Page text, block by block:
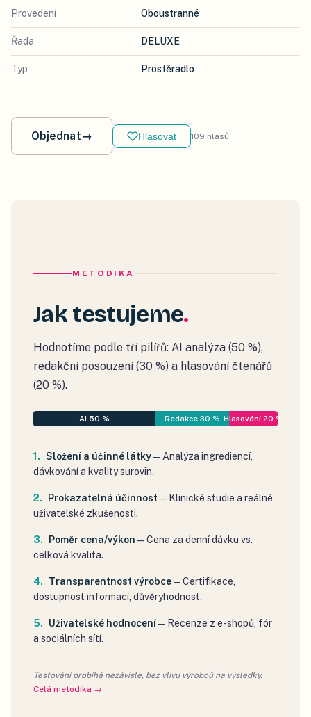
Provedení Oboustranné
Řada DELUXE
Typ Prostěradlo
Objednat→ Hlasovat 109 hlasů
METODIKA
Jak testujeme
Hodnotíme podle tří pilířů: AI analýza (50 %),
redakční posouzení (30 %) a hlasování čtenářů
(20 %).
AI 50 % Redakce 30 % Hlasování 20 %
Složení a účinné látky— Analýza ingrediencí,
dávkování a kvality surovin.
Prokazatelná účinnost — Klinické studie a reálné
uživatelské zkušenosti.
Poměr cena/výkon —Cena za denní dávku vs.
celková kvalita.
Transparentnost výrobce—Certifikace,
dostupnost informací, důvěryhodnost.
Uživatelské hodnocení— Recenze z e-shopů, fór
a sociálních sítí.
Testování probíhá nezávisle, bez vlivu výrobců na výsledky.
Celá metodika →